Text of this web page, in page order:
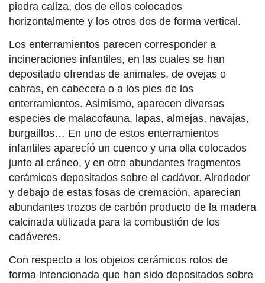
piedra caliza, dos de ellos colocados
horizontalmente y los otros dos de forma vertical.
Los enterramientos parecen corresponder a
incineraciones infantiles, en las cuales se han
depositado ofrendas de animales, de ovejas o
cabras, en cabecera o a los pies de los
enterramientos. Asimismo, aparecen diversas
especies de malacofauna, lapas, almejas, navajas,
burgaillos… En uno de estos enterramientos
infantiles aparecíó un cuenco y una olla colocados
junto al cráneo, y en otro abundantes fragmentos
cerámicos depositados sobre el cadáver. Alrededor
y debajo de estas fosas de cremación, aparecían
abundantes trozos de carbón producto de la madera
calcinada utilizada para la combustión de los
cadáveres.
Con respecto a los objetos cerámicos rotos de
forma intencionada que han sido depositados sobre